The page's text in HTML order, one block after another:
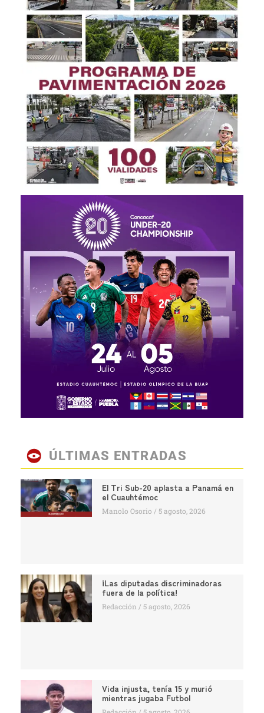
ÚLTIMAS ENTRADAS
El Tri Sub-20 aplasta a Panamá en
el Cuauhtémoc
Manolo Osorio 5 agosto, 2026
¡Las diputadas discriminadoras
fuera de la política!
Redacción 5 agosto, 2026
Vida injusta, tenía 15 y murió
mientras jugaba Futbol